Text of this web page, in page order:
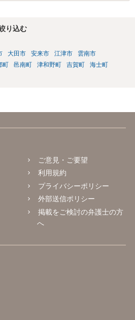
り込む
大田市 安来市 江津市
雲南市
町 邑南町 津和野町 吉賀町
海士町
ご意見・ご要望
利用規約
プライバシーポリシー
外部送信ポリシー
掲載をご検討の弁護士の方
へ